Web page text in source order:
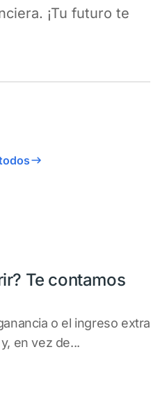
¡Tu futuro te
Te contamos
o el ingreso extra
en vez de...